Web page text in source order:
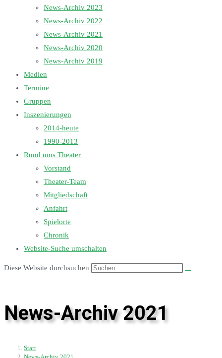
News-Archiv 2023
News-Archiv 2022
News-Archiv 2021
News-Archiv 2020
News-Archiv 2019
Medien
Termine
Gruppen
Inszenierungen
2014-heute
1990-2013
Rund ums Theater
Vorstand
Theater-Team
Mitgliedschaft
Anfahrt
Spielorte
Chronik
Website-Suche umschalten
Diese Website durchsuchen
News-Archiv 2021
Start